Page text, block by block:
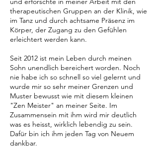
therapeutischen Gruppen an der Klinik, wie
im Tanz und durch achtsame Präsenz im
Körper, der Zugang zu den Gefühlen
erleichtert werden kann.
Seit 2012 ist mein Leben durch meinen
Sohn unendlich bereichert worden. Noch
nie habe ich so schnell so viel gelernt und
wurde mir so sehr meiner Grenzen und
Muster bewusst wie mit diesem kleinen
"Zen Meister" an meiner Seite. Im
Zusammensein mit ihm wird mir deutlich
was es heisst, wirklich lebendig zu sein.
Dafür bin ich ihm jeden Tag von Neuem
dankbar.